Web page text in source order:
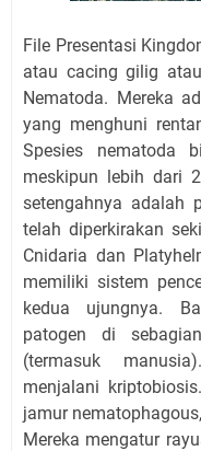
File Presentasi
atau cacing gilig
Nematoda. Mereka
yang menghuni
Spesies nematoda
meskipun lebih dari
setengahnya adalah
telah diperkirakan
Cnidaria dan
memiliki sistem
kedua ujungnya.
patogen di
(termasuk
menjalani
jamur
Mereka mengatur